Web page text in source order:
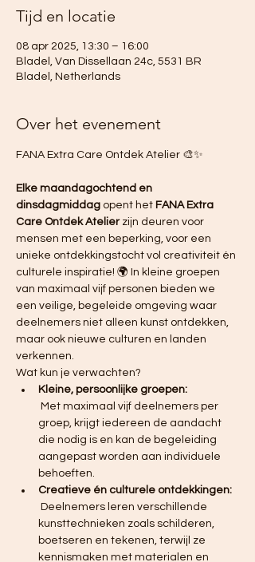
Tijd en locatie
08 apr 2025, 13:30 – 16:00
Bladel, Van Dissellaan 24c, 5531 BR
Bladel, Netherlands
Over het evenement
FANA Extra Care Ontdek Atelier 🎨✨
Elke maandagochtend en
dinsdagmiddag opent het FANA Extra
Care Ontdek Atelier zijn deuren voor
mensen met een beperking, voor een
unieke ontdekkingstocht vol creativiteit én
culturele inspiratie! 🌍 In kleine groepen
van maximaal vijf personen bieden we
een veilige, begeleide omgeving waar
deelnemers niet alleen kunst ontdekken,
maar ook nieuwe culturen en landen
verkennen.
Wat kun je verwachten?
Kleine, persoonlijke groepen:
groep, krijgt iedereen de aandacht
die nodig is en kan de begeleiding
aangepast worden aan individuele
behoeften.
Creatieve én culturele ontdekkingen:
kunsttechnieken zoals schilderen,
boetseren en tekenen, terwijl ze
kennismaken met materialen en